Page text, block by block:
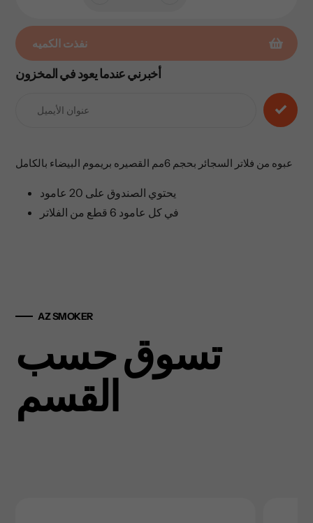
نفذت الكميه
إضافة
بك
أخبرني عندما يعود في المخزون
عبوه من فلاتر السجائر بحجم 6مم القصيره بريموم البيضاء بالكامل
يحتوي الصندوق على 20 عامود
في كل عامود 6 قطع من الفلاتر
AZ SMOKER
تسوق حسب
القسم